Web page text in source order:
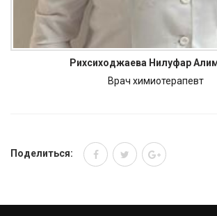
Рихсиходжаева Нилуфар
Врач химиотерапевт
Поделиться: